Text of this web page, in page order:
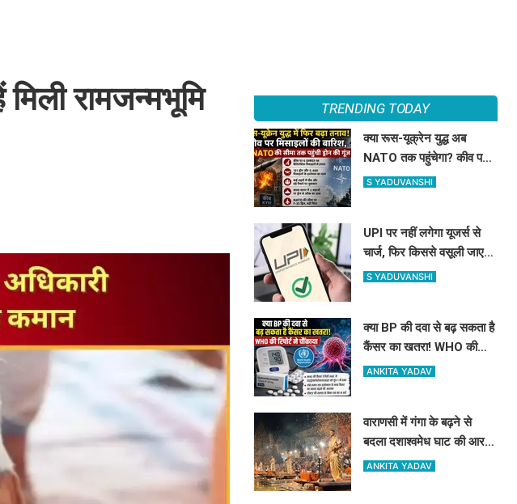
रामजन्मभूमि
TRENDING TODAY
क्या रूस-यूक्रेन युद्ध अब
NATO तक पहुंचेगा? कीव पर
मिसाइल और ड्रोन अटैक,
S YADUVANSHI
UPI पर नहीं लगेगा यूजर्स से
चार्ज, फिर किससे वसूली जाएगी
फीस? सरकार ने दिया बड़ा
S YADUVANSHI
क्या BP की दवा से बढ़ सकता है
कैंसर का खतरा! WHO की
रिपोर्ट ने चौंकाया
ANKITA YADAV
वाराणसी में गंगा के बढ़ने से
बदला दशाश्वमेध घाट की आरती
का स्थल, 15 फीट पीछे
ANKITA YADAV